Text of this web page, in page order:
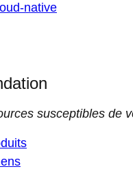
native
susceptibles de